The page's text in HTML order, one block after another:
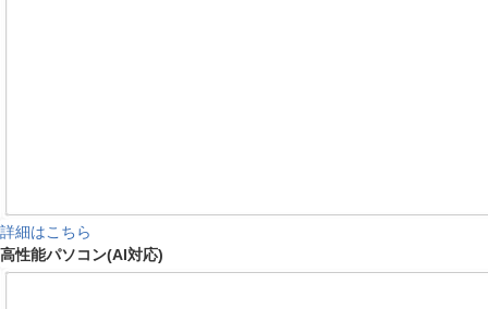
詳細はこちら
高性能パソコン(AI対応)